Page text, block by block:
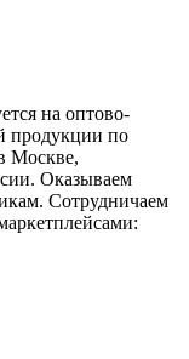
на оптово-
продукции по
Москве,
Оказываем
Сотрудничаем